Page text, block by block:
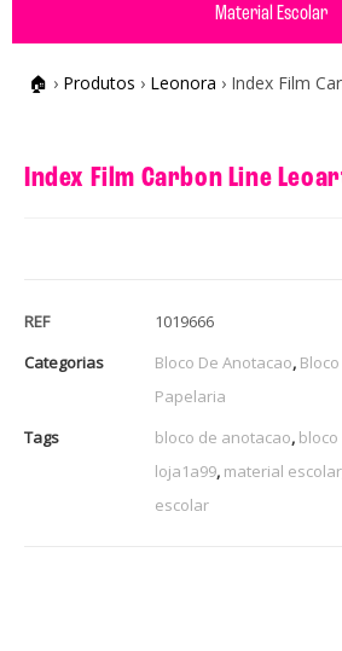
Material Escolar
🏠 › Produtos › Leonora › Index Film
Index Film Carbon Line
REF
1019666
Categorias
Bloco De Anotacao,
Papelaria
Tags
bloco de anotacao,
loja1a99, material escolar
escolar